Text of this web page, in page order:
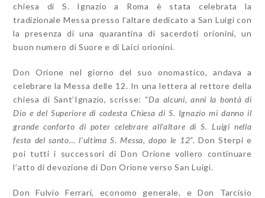
chiesa di S. Ignazio a Roma è stata celebrata la
tradizionale Messa presso l’altare dedicato a San Luigi con
la presenza di una quarantina di sacerdoti orionini, un
buon numero di Suore e di Laici orionini.
Don Orione nel giorno del suo onomastico, andava a
celebrare la Messa delle 12. In una lettera al rettore della
chiesa di Sant’Ignazio, scrisse: “Da alcuni, anni la bontà di
Dio e del Superiore di codesta Chiesa di S. Ignazio mi danno il
grande conforto di poter celebrare all’altare di S. Luigi nella
festa del santo… l’ultima S. Messa, dopo le 12“. Don Sterpi e
poi tutti i successori di Don Orione vollero continuare
l’atto di devozione di Don Orione verso San Luigi.
Don Fulvio Ferrari, economo generale, e Don Tarcisio